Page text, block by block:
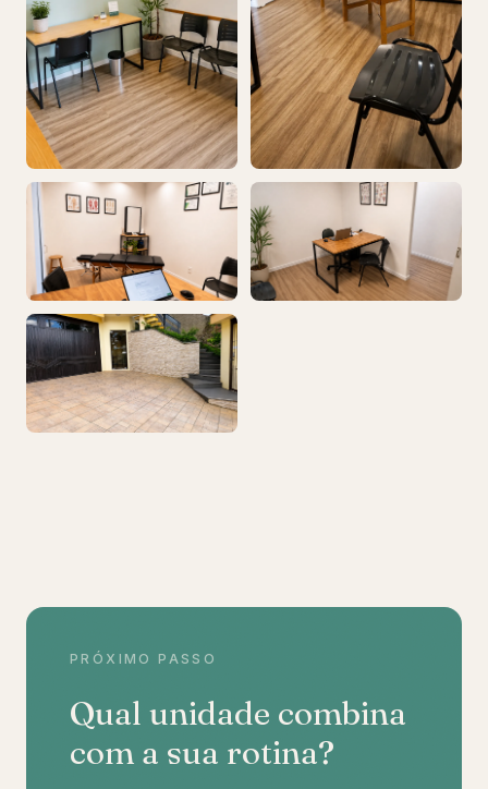
PRÓXIMO PASSO
Qual unidade combina
com a sua rotina?